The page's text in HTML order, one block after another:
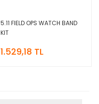
5.11 FIELD OPS WATCH BAND
KIT
1.529,18 TL